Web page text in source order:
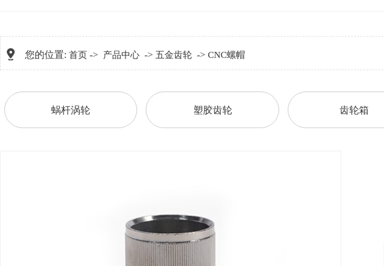
您的位置: 首页 -> 产品中心 -> 五金齿轮 -> CNC螺帽
蜗杆涡轮 塑胶齿轮 齿轮箱